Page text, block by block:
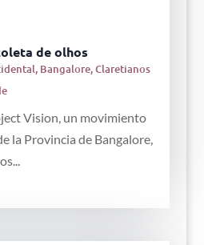
de olhos
, Bangalore,Claretianos
Vision, un movimiento
la Provincia de Bangalore,